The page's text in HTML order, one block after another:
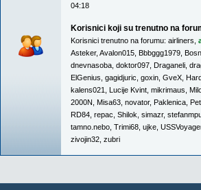
04:18
Korisnici koji su trenutno na
Korisnici trenutno na forumu: airliners
Asteker, Avalon015 Bbbggg1979
dnevnasoba doktor097 Draganeli
ElGenius gagidjuric goxin GveX
kalens021
Lucije Kvint mikrimaus
2000N Misa63 novator, Paklenica
RD84 repac Shilok simazr,
tamno.nebo Trimi68 ujke
zivojin32 zubri